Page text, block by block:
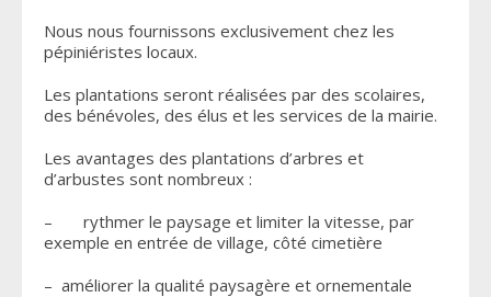
Nous nous fournissons exclusivement chez les
pépiniéristes locaux.
Les plantations seront réalisées par des scolaires,
des bénévoles, des élus et les services de la mairie.
Les avantages des plantations d’arbres et
d’arbustes sont nombreux :
– rythmer le paysage et limiter la vitesse, par
exemple en entrée de village, côté cimetière
– améliorer la qualité paysagère et ornementale